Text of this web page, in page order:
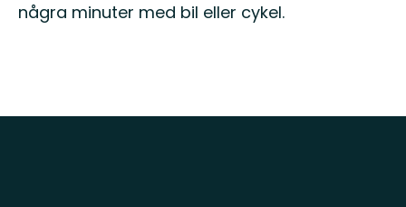
några minuter med bil eller cykel.